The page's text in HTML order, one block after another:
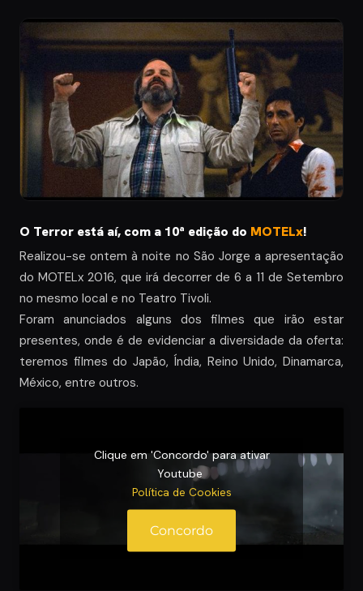
O Terror está aí, com a 10ª edição do MOTELx!
Realizou-se ontem à noite no São Jorge a apresentação
do MOTELx 2016, que irá decorrer de 6 a 11 de Setembro
no mesmo local e no Teatro Tivoli.
Foram anunciados alguns dos filmes que irão estar
presentes, onde é de evidenciar a diversidade da oferta:
teremos filmes do Japão, Índia, Reino Unido, Dinamarca,
México, entre outros.
Clique em 'Concordo' para ativar
Youtube
Política de Cookies
Concordo